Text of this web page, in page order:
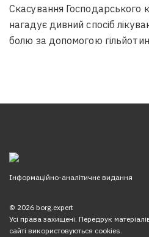
Скасування Господарського
нагадує дивний спосіб
болю за допомогою
Інформаційно-аналітичне видання
© 2026 borg.expert
Усі права захищені. Передрук
сайті використовуються cookies.